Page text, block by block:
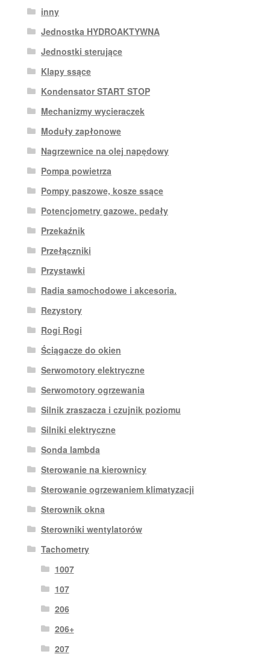
inny
Jednostka HYDROAKTYWNA
Jednostki sterujące
Klapy ssące
Kondensator START STOP
Mechanizmy wycieraczek
Moduły zapłonowe
Nagrzewnice na olej napędowy
Pompa powietrza
Pompy paszowe, kosze ssące
Potencjometry gazowe. pedały
Przekaźnik
Przełączniki
Przystawki
Radia samochodowe i akcesoria.
Rezystory
Rogi Rogi
Ściągacze do okien
Serwomotory elektryczne
Serwomotory ogrzewania
Silnik zraszacza i czujnik poziomu
Silniki elektryczne
Sonda lambda
Sterowanie na kierownicy
Sterowanie ogrzewaniem klimatyzacji
Sterownik okna
Sterowniki wentylatorów
Tachometry
1007
107
206
206+
207